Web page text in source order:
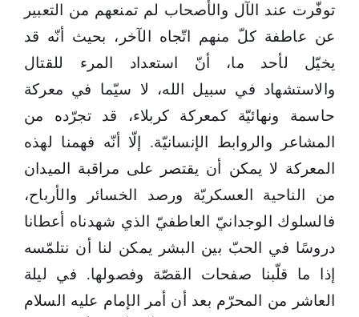
توفّرت عند الآل والأصحاب لم تمنعهم من التعبير
عن عاطفة كلّ منهم اتّجاه الآخر، بحيث أنّه قد
يخيّل لأحد ما، أنّ استعداد المرء للقتال
والاستشهاد في سبيل الله، لا سيّما في معركة
حاسمة ونهائيّة كمعركة كربلاء، قد تجرّده من
المشاعر والروابط الإنسانيّة. إلّا أنّه فهمنا لهذه
المعركة لا يمكن أن يقتصر على مراقبة الميدان
من الناحية العسكريّة ورصد الخسائر والأرباح،
فالسلوك الوجدانيّ العاطفيّ الذي شهدناه أعطانا
دروسًا في الحبّ بين البشر يمكن لنا أن نتلمّسه
إذا ما قلّبنا صفحات القصّة وفصولها. في ليلة
العاشر من المحرّم بعد أن أمر الإمام عليه السلام